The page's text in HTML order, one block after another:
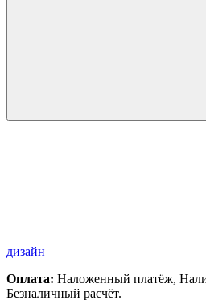
дизайн
Оплата: Наложенный платёж,
Безналичный расчёт.